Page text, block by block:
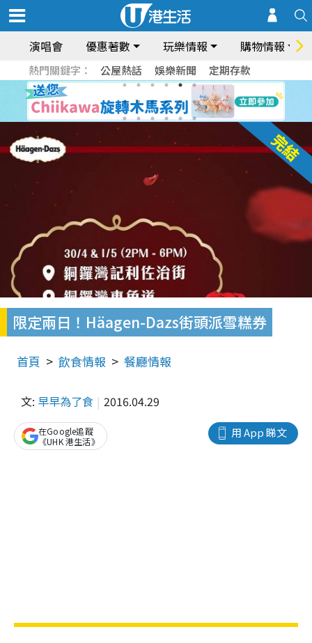
演唱會 優惠著數 玩樂情報 購物情報
熱門關鍵字： 公屋熱話 娛樂新聞 定期存款
限定兩日！Häagen-Dazs街頭派雪糕券
首頁 飲食情報 餐廳情報
文: 早早為了食 2016.04.29
用 App 睇文
在Google追蹤
《UHK 港生活》